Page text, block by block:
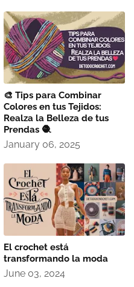
🎨 Tips para Combinar
Colores en tus Tejidos:
Realza la Belleza de tus
Prendas 🧶
January 06, 2025
El crochet está
transformando la moda
June 03, 2024